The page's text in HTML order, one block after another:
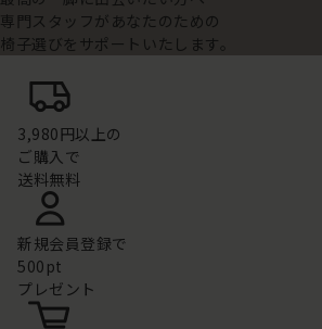
専門スタッフがあなたのための
椅子選びをサポートいたします。
3,980円以上の
ご購入で
送料無料
新規会員登録で
500pt
プレゼント